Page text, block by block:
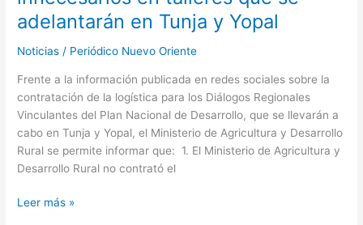
adelantarán en Tunja y Yopal
Noticias / Periódico Nuevo Oriente
Frente a la información publicada en redes sociales sobre la
contratación de la logística para los Diálogos Regionales
Vinculantes del Plan Nacional de Desarrollo, que se llevarán a
cabo en Tunja y Yopal, el Ministerio de Agricultura y Desarrollo
Rural se permite informar que: 1. El Ministerio de Agricultura y
Desarrollo Rural no contrató el
y
Leer más »